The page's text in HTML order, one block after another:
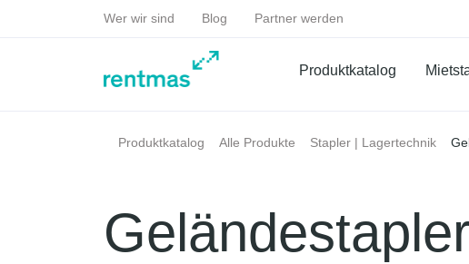
Wer wir sind Blog Partner werden
Produktkatalog
Produktkatalog Alle Produkte Stapler | Lagertechnik